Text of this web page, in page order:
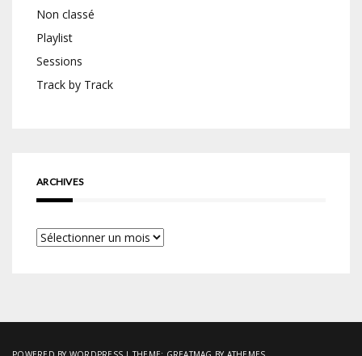
Non classé
Playlist
Sessions
Track by Track
ARCHIVES
Archives